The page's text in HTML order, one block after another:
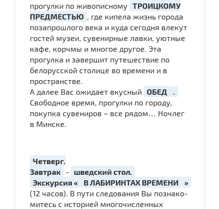
прогулки по живописному ТРОИЦКОМУ
ПРЕДМЕСТЬЮ
, где кипела жизнь города
позапрошлого века и куда сегодня влекут
гостей музеи, сувенирные лавки, уютные
кафе, корчмы и многое другое. Эта
прогулка и завершит путешествие по
белорусской столице во времени и в
пространстве.
А далее Вас ожидает вкусный ОБЕД
.
Свободное время, прогулки по городу,
покупка сувениров – все рядом… Ночлег
в Минске.
Четверг.
Завтрак -
шведский стол.
Экскурсия «
В ЛАБИРИНТАХ ВРЕМЕНИ
»
(12 часов). В пу­ти следования Вы по­зна­ко­
ми­тесь с ис­то­ри­ей мно­го­чис­лен­ных